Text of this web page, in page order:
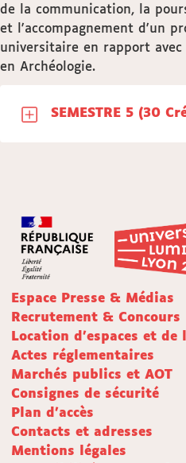
de la communication, la
et l'accompagnement d'un
universitaire en rapport
en Archéologie.
SEMESTRE
Espace Presse & Médias
Recrutement & Concours
Location d'espaces et de
Actes réglementaires
Marchés publics et AOT
Consignes de sécurité
Plan d'accès
Contacts et adresses
Mentions légales